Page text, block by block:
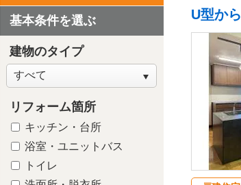
基本条件を選ぶ
建物のタイプ
リフォーム箇所
キッチン・台所
浴室・ユニットバス
トイレ
U型か